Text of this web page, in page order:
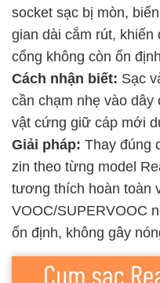
socket sạc bị mòn,
gian dài cắm rút, khiến
cổng không còn ổn
Cách nhận biết: Sạc
cần chạm nhẹ vào dây
vật cứng giữ cáp mới
Giải pháp: Thay đúng
zin theo từng model
tương thích hoàn toàn
VOOC/SUPERVOOC
ổn định, không gây